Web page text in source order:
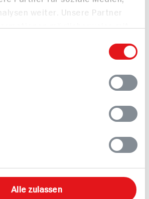
weiter. Unsere Partner
oder die sie im Rahmen
Alle zulassen
in unserem FAQ
Ihre Fragen
9 bis 16 Uhr
TikTok